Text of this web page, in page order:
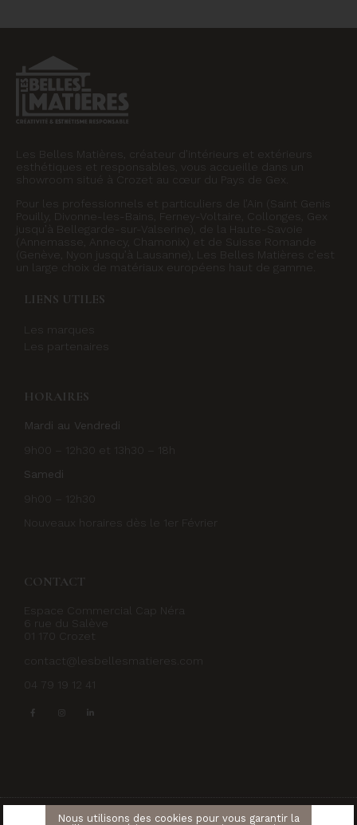
Les Belles Matières, créateur d’intérieurs et extérieurs
esthétiques et responsables, vous accueille dans un
showroom situé à Crozet au cœur du Pays de Gex.
Pour les professionnels et particuliers de l’Ain (Saint Genis
Pouilly, Divonne-les-Bains, Ferney-Voltaire, Collonges, Gex
jusqu’à Bellegarde-sur-Valserine), de la Haute-Savoie
(Annemasse, Annecy, Chamonix) et de Suisse Romande
(Genève, Nyon jusqu’à Lausanne), Les Belles Matières c’est
un large choix de matériaux européens haut de gamme.
LIENS UTILES
Les marques
Les partenaires
HORAIRES
Mardi au Vendredi
9h00 – 12h30 et 13h30 – 18h
Samedi
9h00 – 12h30
Nouveaux horaires dès le 1er Février
CONTACT
Espace Commercial Cap Néra
6 rue du Salève
01 170 Crozet
contact@lesbellesmatieres.com
04 79 19 12 41
Nous utilisons des cookies pour vous garantir la